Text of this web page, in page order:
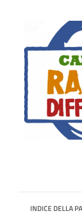
INDICE DELLA